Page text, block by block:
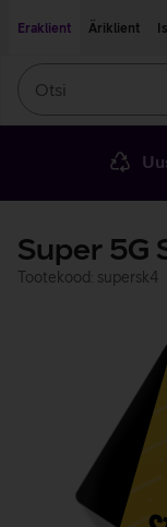
Eraklient
Äriklient
Super 5G
Tootekood: supersk4